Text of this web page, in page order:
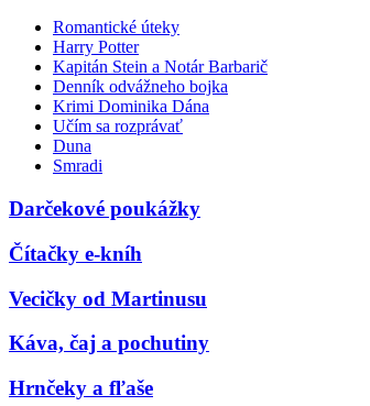
Romantické úteky
Harry Potter
Kapitán Stein a Notár Barbarič
Denník odvážneho bojka
Krimi Dominika Dána
Učím sa rozprávať
Duna
Smradi
Darčekové poukážky
Čítačky e-kníh
Vecičky od Martinusu
Káva, čaj a pochutiny
Hrnčeky a fľaše